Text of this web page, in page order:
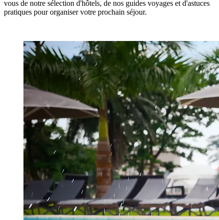
vous de notre sélection d'hôtels, de nos guides voyages et d'astuces
pratiques pour organiser votre prochain séjour.